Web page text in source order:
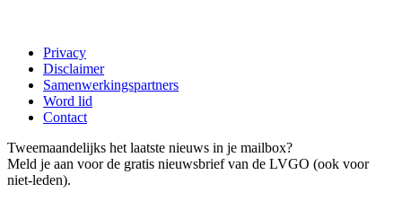
Privacy
Disclaimer
Samenwerkingspartners
Word lid
Contact
Tweemaandelijks het laatste nieuws in je mailbox?
Meld je aan voor de gratis nieuwsbrief van de LVGO (ook voor
niet-leden).